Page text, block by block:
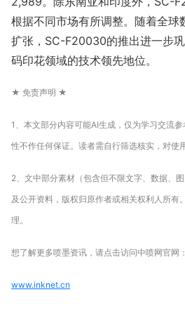
根据不同市场有所调整。随着全球
扩张，SC-F20030的推出进一步
码印花领域的技术领先地位。
★ 免责声明 ★
1、本文部分内容可能AI生成，仅为学习交流
性不作任何保证。读者需自行筛选核实，对使
2、文中部分素材（包含但不限文字、数据、
及公开资料，版权归原作者或相关权利人所有
理。
想了解更多喷墨资讯，请点击访问中喷网官网：
www.inknet.cn